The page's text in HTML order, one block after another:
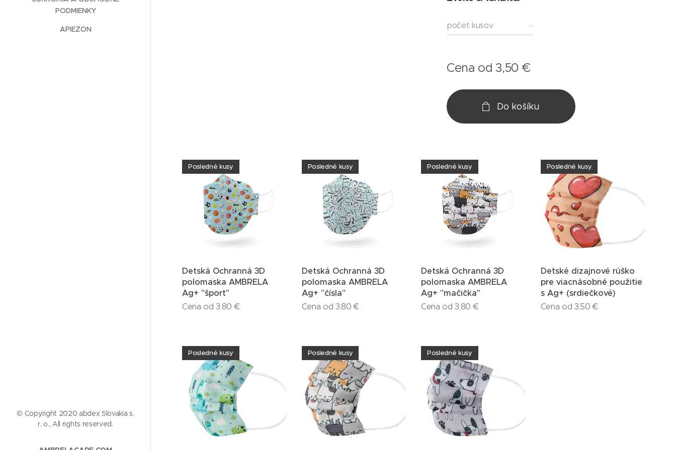
PODMIENKY
APIEZON počet kusov
Cena od 3,50 €
Do košíku
Detská Ochranná 3D
polomaska AMBRELA
Ag+ "šport"
Posledné kusy
Cena od3,80 €
Detská Ochranná 3D
polomaska AMBRELA
Ag+ "čísla"
Posledné kusy
Cena od 3,80 €
Detská Ochranná 3D
polomaska AMBRELA
Ag+ "mačička"
Posledné kusy
Cena od3,80 €
Detské dizajnové rúško
pre viacnásobné použitie
s Ag+ (srdiečkové)
Posledné kusy
Cena od 3,50 €
Posledné kusy Posledné kusy Posledné kusy
© Copyright 2020 abdex Slovakia s.
r. o., All rights reserved.